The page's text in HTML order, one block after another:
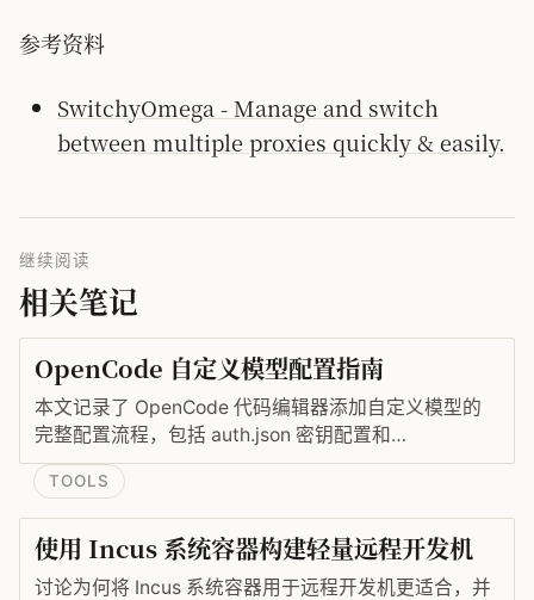
参考资料
SwitchyOmega - Manage and switch
between multiple proxies quickly & easily.
继续阅读
相关笔记
OpenCode 自定义模型配置指南
本文记录了 OpenCode 代码编辑器添加自定义模型的
完整配置流程，包括 auth.json 密钥配置和
opencode.json 模型配置文件的编写，帮助 CLI 用户快
速接入所需的 AI 模型。
TOOLS
使用 Incus 系统容器构建轻量远程开发机
讨论为何将 Incus 系统容器用于远程开发机更适合，并